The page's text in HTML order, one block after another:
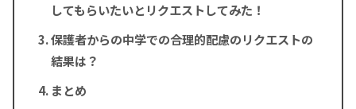
してもらいたいとリクエストしてみた！
保護者からの中学での合理的配慮のリクエストの
結果は？
まとめ